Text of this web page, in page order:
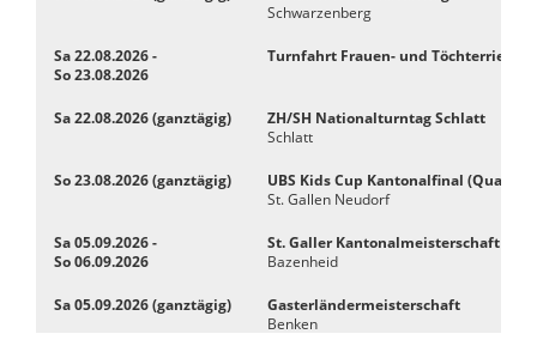
Schwarzenberg
Sa 22.08.2026 -
So 23.08.2026
Turnfahrt Frauen- und Töchterriege
Sa 22.08.2026 (ganztägig)
ZH/SH Nationalturntag Schlatt
Schlatt
So 23.08.2026 (ganztägig)
UBS Kids Cup Kantonalfinal
St. Gallen Neudorf
Sa 05.09.2026 -
So 06.09.2026
St. Galler Kantonalmeisterschaft
Bazenheid
Sa 05.09.2026 (ganztägig)
Gasterländermeisterschaft
Benken